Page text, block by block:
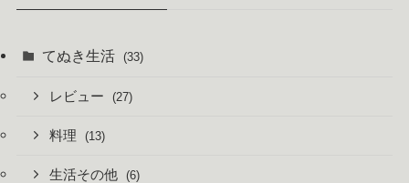
てぬき生活 (33)
レビュー (27)
料理 (13)
生活その他 (6)